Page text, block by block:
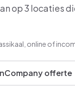
BI
op3 locaties
online of
offerte